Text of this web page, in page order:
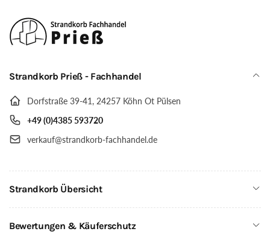
Sitzer,
wie
2,5
XL-
Sitzer,
Strandkorb Prieß - Fachhandel
Dorfstraße 39-41, 24257 Köhn Ot Pülsen
+49 (0)4385 593720
verkauf@strandkorb-fachhandel.de
Strandkorb Übersicht
Bewertungen & Käuferschutz